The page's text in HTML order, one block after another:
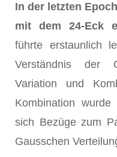
In der letzten
mit dem 24-Eck
führte erstaunlich
Verständnis der
Variation und
Kombination
sich Bezüge zum
Gausschen